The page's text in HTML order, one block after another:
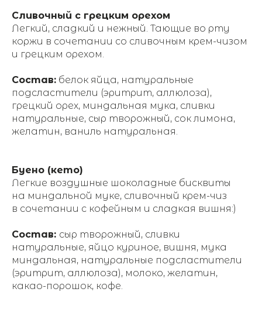
Сливочный с грецким орехом
Легкий, сладкий и нежный. Тающие во рту
коржи в сочетании со сливочным крем-чизом
и грецким орехом.
Состав: белок яйца, натуральные
подсластители (эритрит, аллюлоза),
грецкий орех, миндальная мука, сливки
натуральные, сыр творожный, сок лимона,
желатин, ваниль натуральная.
Буено (кето)
Легкие воздушные шоколадные бисквиты
на миндальной муке, сливочный крем-чиз
в сочетании с кофейным и сладкая вишня:)
Состав: сыр творожный, сливки
натуральные, яйцо куриное, вишня, мука
миндальная, натуральные подсластители
(эритрит, аллюлоза), молоко, желатин,
какао-порошок, кофе.